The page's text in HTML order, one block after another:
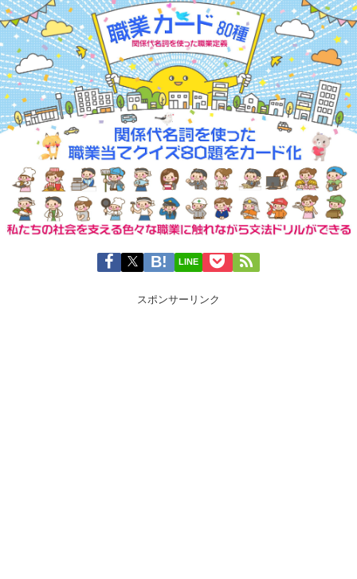
LINE
スポンサーリンク